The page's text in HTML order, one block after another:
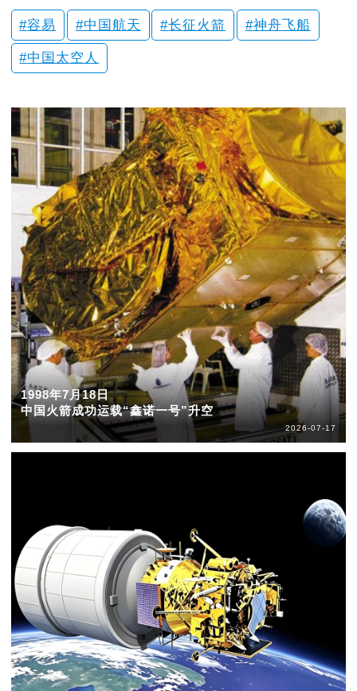
容易 中国航天 长征火箭 神舟飞船
中国太空人
1998年7月18日
中国火箭成功运载“鑫诺一号”升空
2026-07-17